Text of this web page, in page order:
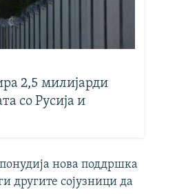
2,5 милијарди
со Русија и
нова поддршка
другите сојузници да